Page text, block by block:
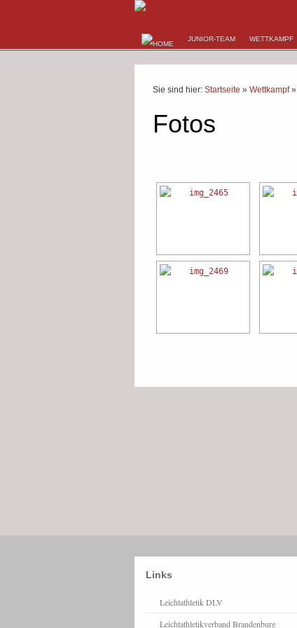
JUNIOR-TEAM WETTKAMPF
Sie sind hier: Startseite » Wettkampf»
Fotos
Links
Leichtathletik DLV
Leichtathletikverband Brandenburg